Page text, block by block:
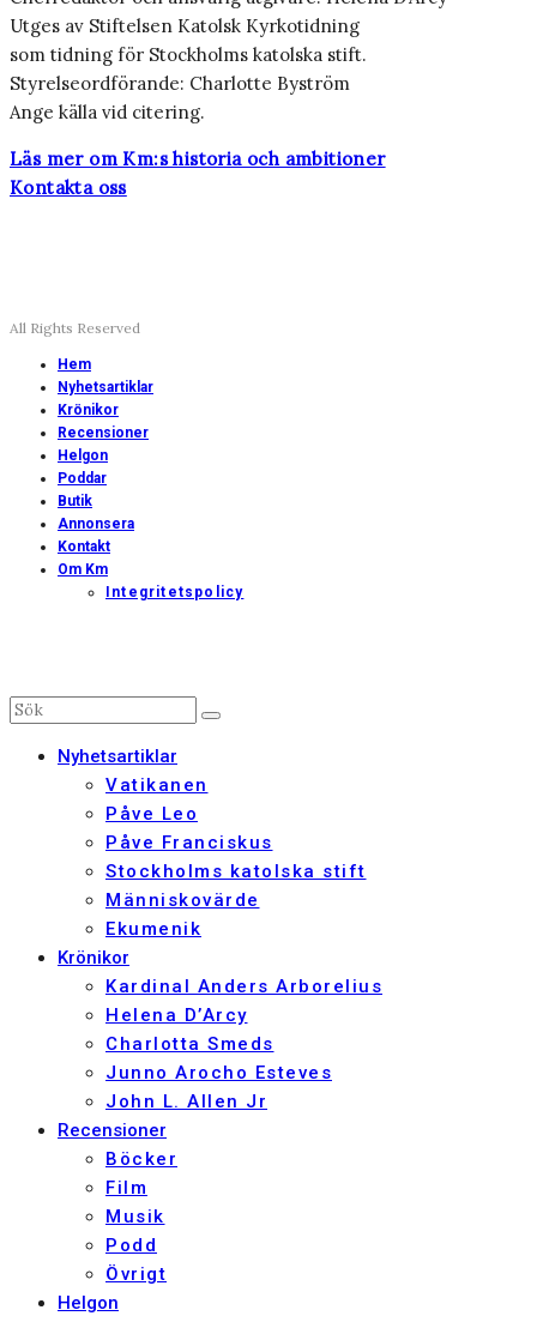
Utges av Stiftelsen Katolsk Kyrkotidning
som tidning för Stockholms katolska stift.
Styrelseordförande: Charlotte Byström
Ange källa vid citering.
Läs mer om Km:s historia och ambitioner
Kontakta oss
All Rights Reserved
Hem
Nyhetsartiklar
Krönikor
Recensioner
Helgon
Poddar
Butik
Annonsera
Kontakt
Om Km
Integritetspolicy
Nyhetsartiklar
Vatikanen
Påve Leo
Påve Franciskus
Stockholms katolska stift
Människovärde
Ekumenik
Krönikor
Kardinal Anders Arborelius
Helena D’Arcy
Charlotta Smeds
Junno Arocho Esteves
John L. Allen Jr
Recensioner
Böcker
Film
Musik
Podd
Övrigt
Helgon